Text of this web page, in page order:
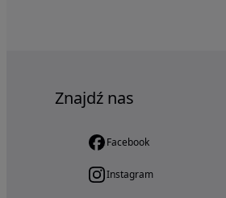
Znajdź nas
Facebook
Instagram